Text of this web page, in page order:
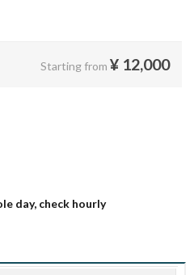
Starting from ¥ 12,000
day, check hourly